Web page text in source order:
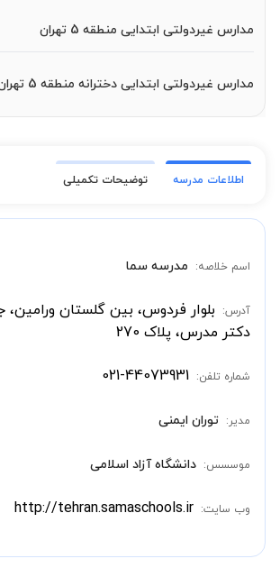
مدارس غیردولتی ابتدایی منطقه 5 تهران
مدارس غیردولتی ابتدایی دخترانه منطقه 5 تهران
اطلاعات مدرسه توضیحات تکمیلی
اسم خلاصه: مدرسه سما
آدرس:
بلوار فردوس، بین گلستان ورامین،
دکتر مدرس، پلاک 270
شماره تلفن: 021-44073931
مدیر: توران ایمنی
موسسس: دانشگاه آزاد اسلامی
وب سایت: http://tehran.samaschools.ir